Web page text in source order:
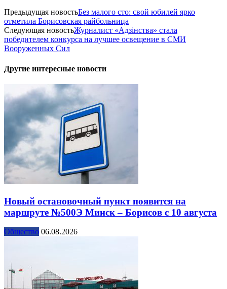
Предыдущая новостьБез малого сто: свой юбилей ярко
отметила Борисовская райбольница
Следующая новостьЖурналист «Адзiнства» стала
победителем конкурса на лучшее освещение в СМИ
Вооруженных Сил
Другие интересные новости
Новый остановочный пункт появится на
маршруте №500Э Минск – Борисов с 10 августа
Общество 06.08.2026